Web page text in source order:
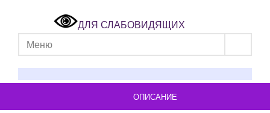
ДЛЯ СЛАБОВИДЯЩИХ
Меню
ОПИСАНИЕ